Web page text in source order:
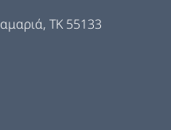
ΤΚ 55133